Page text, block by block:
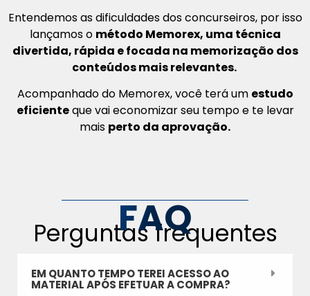
Entendemos as dificuldades dos concurseiros, por isso
lançamos o método Memorex, uma técnica
divertida, rápida e focada na memorização dos
conteúdos mais relevantes.
Acompanhado do Memorex, você terá um estudo
eficienteque vai economizar seu tempo e te levar
mais perto da aprovação.
FAQ
Perguntas frequentes
EM QUANTO TEMPO TEREI ACESSO AO
MATERIAL APÓS EFETUAR A COMPRA?